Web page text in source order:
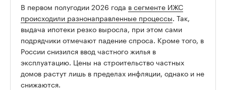
В первом полугодии 2026 года в сегменте ИЖС
происходили разнонаправленные процессы. Так,
выдача ипотеки резко выросла, при этом сами
подрядчики отмечают падение спроса. Кроме того, в
России снизился ввод частного жилья в
эксплуатацию. Цены на строительство частных
домов растут лишь в пределах инфляции, однако и не
снижаются.